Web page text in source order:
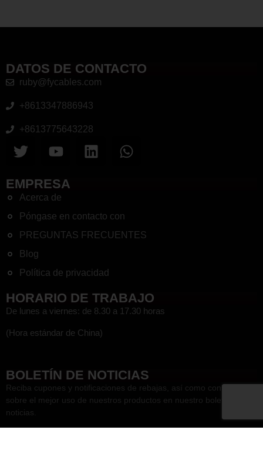
DATOS DE CONTACTO
ruby@fycables.com
+8613347886943
+8613775643228
EMPRESA
Acerca de
Póngase en contacto con
PREGUNTAS FRECUENTES
Blog
Política de privacidad
BOLETÍN DE NOTICIAS
Reciba cupones y notificaciones de rebajas, así como consejos
sobre el mejor uso de nuestros productos en nuestro boletín de
noticias.
HORARIO DE TRABAJO
De lunes a viernes: de 8.30 a 17.30 horas
(Hora estándar de China)